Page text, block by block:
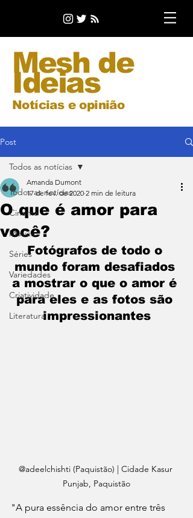
Mesh de
Ideias
Notícias e opinião
Post
Todos as notícias
Cinema
Música
Séries
Variedades
Criatividade
Literatura
Todos as notícias
O que é amor para
você?
Amanda Dumont
17 de fev. de 2020 2 min de leitura
Fotógrafos de todo o
mundo foram desafiados
a mostrar o que o amor é
para eles e as fotos são
impressionantes
@adeelchishti (Paquistão) | Cidade Kasur
Punjab, Paquistão
"A pura essência do amor entre três